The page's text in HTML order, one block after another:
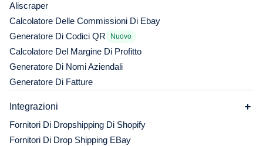
Aliscraper
Calcolatore Delle Commissioni Di Ebay
Generatore Di Codici QR
Nuovo
Calcolatore Del Margine Di Profitto
Generatore Di Nomi Aziendali
Generatore Di Fatture
Integrazioni
Fornitori Di Dropshipping Di Shopify
Fornitori Di Drop Shipping EBay